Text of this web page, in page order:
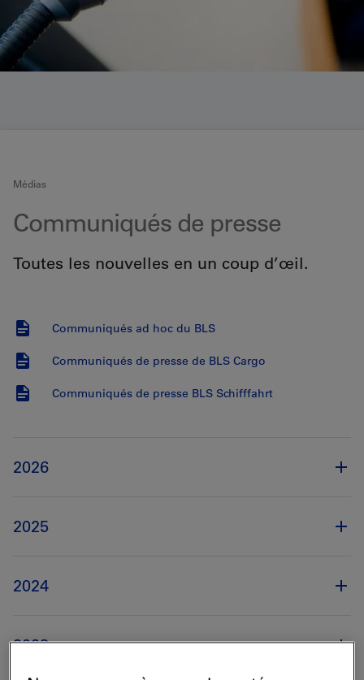
Médias
Communiqués de presse
Toutes les nouvelles en un coup d’œil.
Communiqués ad hoc du BLS
Communiqués de presse de BLS Cargo
Communiqués de presse BLS Schifffahrt
2026
2025
2024
2023